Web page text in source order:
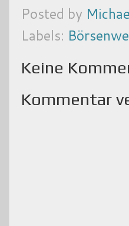
Posted by
Labels:
Keine
Kommentar